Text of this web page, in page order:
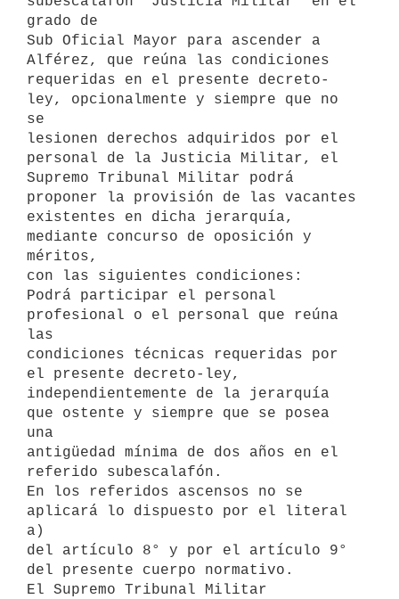
grado de
Sub Oficial Mayor para ascender a
Alférez, que reúna las condiciones
requeridas en el presente decreto-
ley, opcionalmente y siempre que no
se
lesionen derechos adquiridos por el
personal de la Justicia Militar, el
Supremo Tribunal Militar podrá
proponer la provisión de las vacantes
existentes en dicha jerarquía,
mediante concurso de oposición y
méritos,
con las siguientes condiciones:
Podrá participar el personal
profesional o el personal que reúna
las
condiciones técnicas requeridas por
el presente decreto-ley,
independientemente de la jerarquía
que ostente y siempre que se posea
una
antigüedad mínima de dos años en el
referido subescalafón.
En los referidos ascensos no se
aplicará lo dispuesto por el literal
a)
del artículo 8° y por el artículo 9°
del presente cuerpo normativo.
El Supremo Tribunal Militar